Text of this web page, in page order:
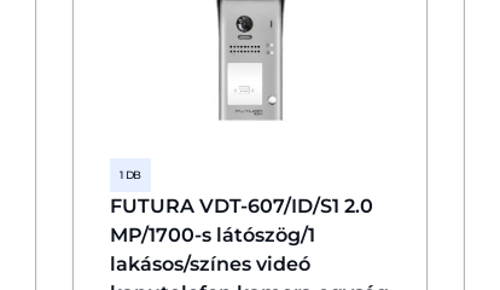
1 DB
FUTURA VDT-607/ID/S1 2.0
MP/1700-s látószög/1
lakásos/színes videó